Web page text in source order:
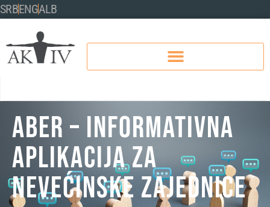
SRBENGALB
ABER – INFORMATIVNA
APLIKACIJA ZA
NEVEĆINSKE ZAJEDNICE